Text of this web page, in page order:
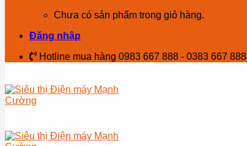
Chưa có sản phẩm trong giỏ hàng.
Đăng nhập
Hotline mua hàng 0983 667 888 - 0383 667 888